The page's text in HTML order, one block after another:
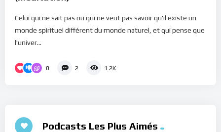
Celui qui ne sait pas ou qui ne veut pas savoir qu'il existe un
monde spirituel différent du monde naturel, et qui pense que
l'univer...
0 2 1.2K
Podcasts Les Plus Aimés